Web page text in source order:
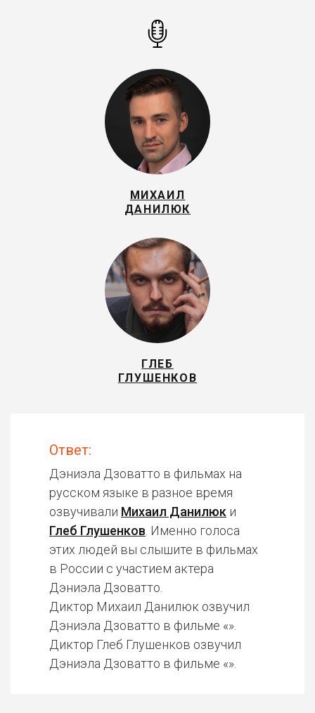
МИХАИЛ
ДАНИЛЮК
ГЛЕБ
ГЛУШЕНКОВ
Ответ:
Дэниэла Дзоватто в фильмах на
русском языке в разное время
озвучивали Михаил Данилюк и
Глеб Глушенков . Именно голоса
этих людей вы слышите в фильмах
в России с участием актера
Дэниэла Дзоватто.
Диктор Михаил Данилюк озвучил
Дэниэла Дзоватто в фильме «».
Диктор Глеб Глушенков озвучил
Дэниэла Дзоватто в фильме «».